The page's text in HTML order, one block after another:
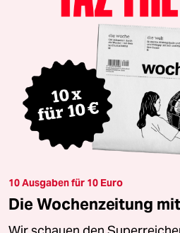
10 Ausgaben für 10 Euro
Die Wochenzeitung